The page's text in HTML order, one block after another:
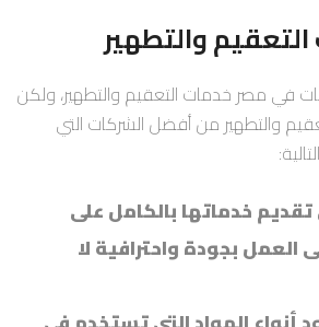
والتطهير
في مصر خدمات التعقيم والتطهير، ولكن
والتطهير من أفضل الشركات التي
خدماتها بالكامل على
العمل بجودة واحترافية لا